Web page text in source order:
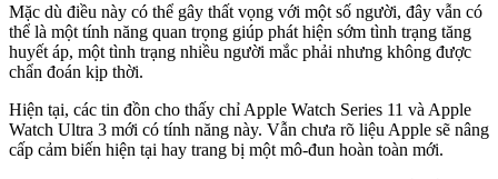
Mặc dù điều này có thể gây thất vọng với một số người, đây vẫn có
thể là một tính năng quan trọng giúp phát hiện sớm tình trạng tăng
huyết áp, một tình trạng nhiều người mắc phải nhưng không được
chẩn đoán kịp thời.
Hiện tại, các tin đồn cho thấy chỉ Apple Watch Series 11 và Apple
Watch Ultra 3 mới có tính năng này. Vẫn chưa rõ liệu Apple sẽ nâng
cấp cảm biến hiện tại hay trang bị một mô-đun hoàn toàn mới.